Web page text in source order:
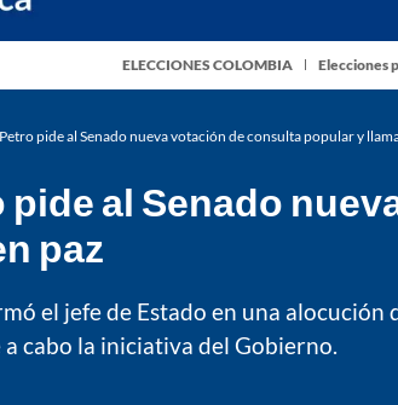
ELECCIONES COLOMBIA Elecciones
pide al Senado nueva votación de consulta popular y
pide al Senado
paz
el jefe de Estado en una
cabo la iniciativa del Gobierno.